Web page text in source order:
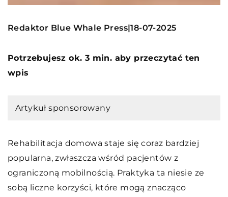
Redaktor Blue Whale Press|18-07-2025
Potrzebujesz ok. 3 min. aby przeczytać ten
wpis
Artykuł sponsorowany
Rehabilitacja domowa staje się coraz bardziej
popularna, zwłaszcza wśród pacjentów z
ograniczoną mobilnością. Praktyka ta niesie ze
sobą liczne korzyści, które mogą znacząco